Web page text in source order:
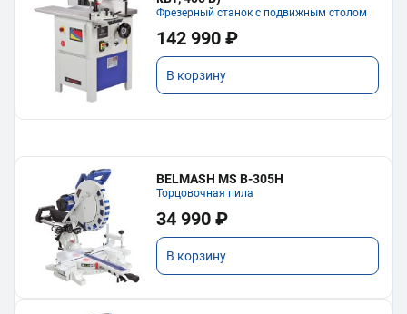
Фрезерный станок с подвижным столом
142 990 ₽
В корзину
BELMASH MS B-305H
Торцовочная пила
34 990 ₽
В корзину